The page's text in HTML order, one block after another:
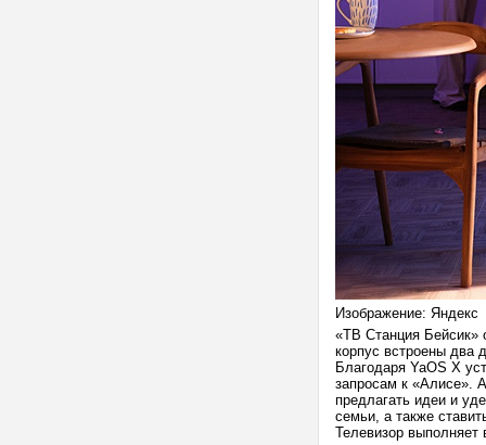
Изображение: Яндекс
«ТВ Станция Бейсик»
корпус встроены два
Благодаря YaOS X
запросам к «Алисе».
предлагать идеи и
семьи, а также
Телевизор